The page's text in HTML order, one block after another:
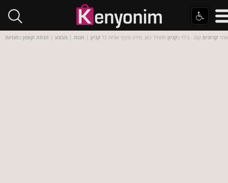
אתר קניונים.קום - בילוי בקניון מתחיל כאן. מידע מקיף אודות כל קניון | חנות | מבצע | הנחה וקופון בחנויות